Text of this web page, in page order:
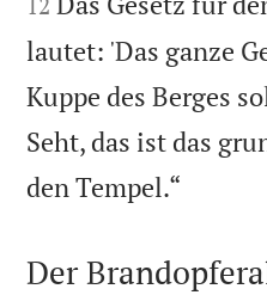
lautet: 'Das ganze
Kuppe des Berges
Seht, das ist das
den Tempel.“
Der